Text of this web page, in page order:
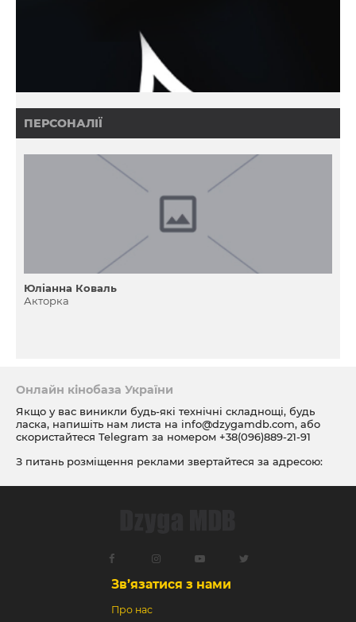
ПЕРСОНАЛІЇ
Юліанна Коваль
Акторка
Онлайн кінобаза України
Якщо у вас виникли будь-які технічні складнощі, будь
ласка, напишіть нам листа на info@dzygamdb.com, або
скористайтеся Telegram за номером +38(096)889-21-91
З питань розміщення реклами звертайтеся за адресою:
посиланням
Зв’язатися з нами
Про нас